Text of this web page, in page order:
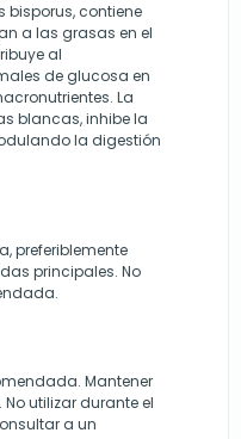
bisporus, contiene
a las grasas en el
al
de glucosa en
La
blancas, inhibe la
la digestión
preferiblemente
principales. No
Mantener
utilizar durante el
a un